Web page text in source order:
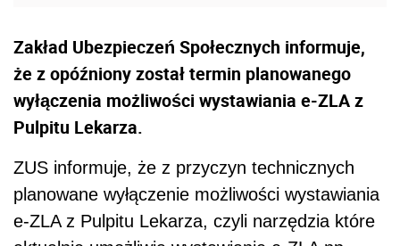
Zakład Ubezpieczeń Społecznych informuje,
że z opóźniony został termin planowanego
wyłączenia możliwości wystawiania e-ZLA z
Pulpitu Lekarza.
ZUS informuje, że z przyczyn technicznych
planowane wyłączenie możliwości wystawiania
e-ZLA z Pulpitu Lekarza, czyli narzędzia które